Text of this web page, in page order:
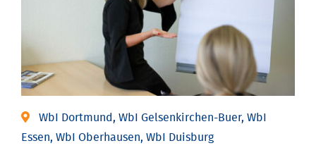
WbI Dortmund, WbI Gelsenkirchen-Buer, WbI
Essen, WbI Oberhausen, WbI Duisburg